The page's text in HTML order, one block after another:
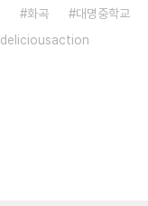
화곡
대명중학교
deliciousaction